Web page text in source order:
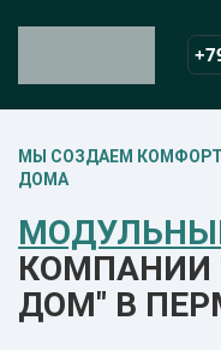
МЫ СОЗДАЕМ
ДОМА
КОМПАНИИ
ДОМ" В